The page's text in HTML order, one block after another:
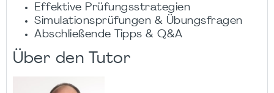
Effektive Prüfungsstrategien
Simulationsprüfungen & Übungsfragen
Abschließende Tipps & Q&A
Über den Tutor